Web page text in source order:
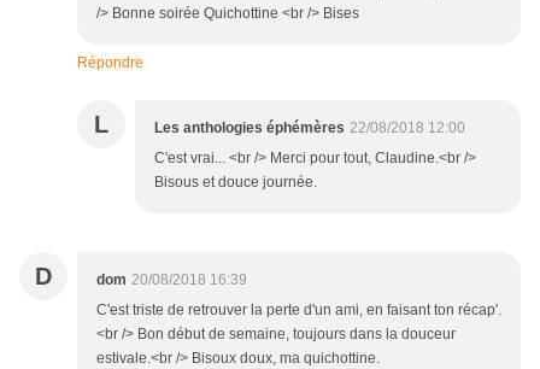
/> Bonne soirée Quichottine <br /> Bises
Répondre
L Les anthologies éphémères 22/08/2018 12:00
C'est vrai... <br /> Merci pour tout, Claudine.<br />
Bisous et douce journée.
D dom 20/08/2018 16:39
C'est triste de retrouver la perte d'un ami, en faisant ton récap'.
<br /> Bon début de semaine, toujours dans la douceur
estivale.<br /> Bisoux doux, ma quichottine.